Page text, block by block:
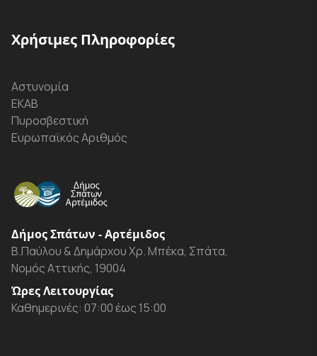
Χρήσιμες Πληροφορίες
Αστυνομία
ΕΚΑΒ
Πυροσβεστική
Ευρωπαϊκός Αριθμός
Δήμος Σπάτων - Αρτέμιδος
Β.Παύλου & Δημάρχου Χρ. Μπέκα, Σπάτα,
Νομός Αττικής, 19004
Ώρες Λειτουργίας
Καθημερινές: 07:00 έως 15:00